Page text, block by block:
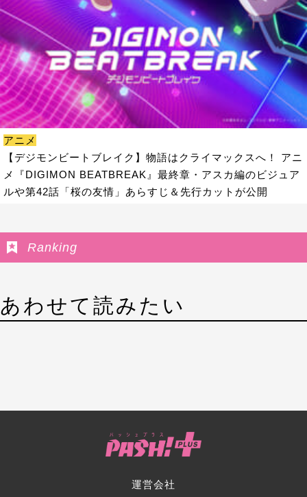
アニメ
【デジモンビートブレイク】物語はクライマックスへ！ アニ
メ『DIGIMON BEATBREAK』最終章・アスカ編のビジュア
ルや第42話「桜の友情」あらすじ＆先行カットが公開
Ranking
あわせて読みたい
運営会社